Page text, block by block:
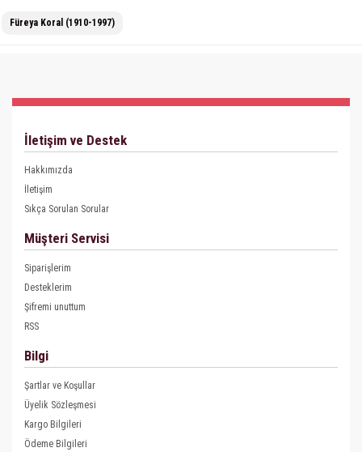
Füreya Koral (1910-1997)
İletişim ve Destek
Hakkımızda
İletişim
Sıkça Sorulan Sorular
Müşteri Servisi
Siparişlerim
Desteklerim
Şifremi unuttum
RSS
Bilgi
Şartlar ve Koşullar
Üyelik Sözleşmesi
Kargo Bilgileri
Ödeme Bilgileri